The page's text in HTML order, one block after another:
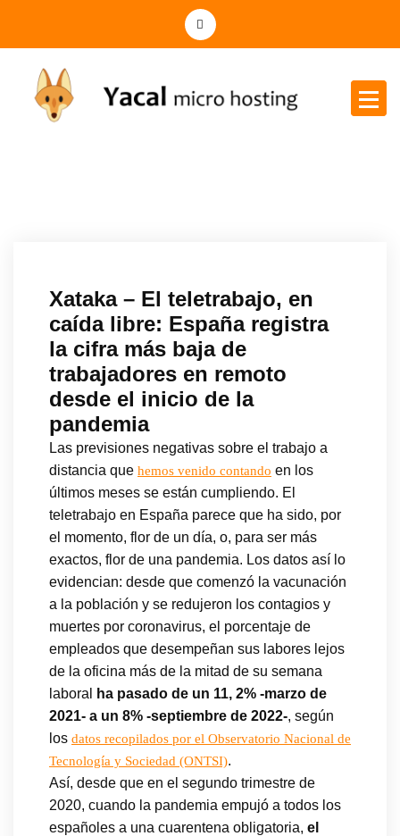
Xataka – El teletrabajo, en
caída libre: España registra
la cifra más baja de
trabajadores en remoto
desde el inicio de la
pandemia
Las previsiones negativas sobre el trabajo a
distancia que hemos venido contando en los
últimos meses se están cumpliendo. El
teletrabajo en España parece que ha sido, por
el momento, flor de un día, o, para ser más
exactos, flor de una pandemia. Los datos así lo
evidencian: desde que comenzó la vacunación
a la población y se redujeron los contagios y
muertes por coronavirus, el porcentaje de
empleados que desempeñan sus labores lejos
de la oficina más de la mitad de su semana
laboral
ha pasado de un 11, 2% -marzo de
2021- a un 8% -septiembre de 2022-, según
los datos recopilados por el Observatorio Nacional de
Tecnología y Sociedad (ONTSI).
Así, desde que en el segundo trimestre de
2020, cuando la pandemia empujó a todos los
españoles a una cuarentena obligatoria, el